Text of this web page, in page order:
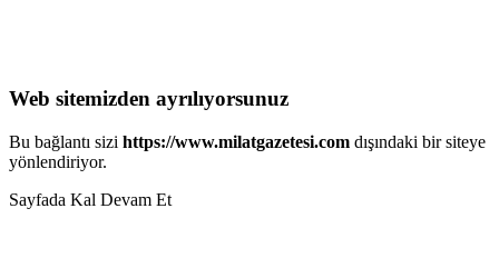
Web sitemizden ayrılıyorsunuz
Bu bağlantı sizi https://www.milatgazetesi.com dışındaki bir siteye
yönlendiriyor.
Sayfada Kal Devam Et